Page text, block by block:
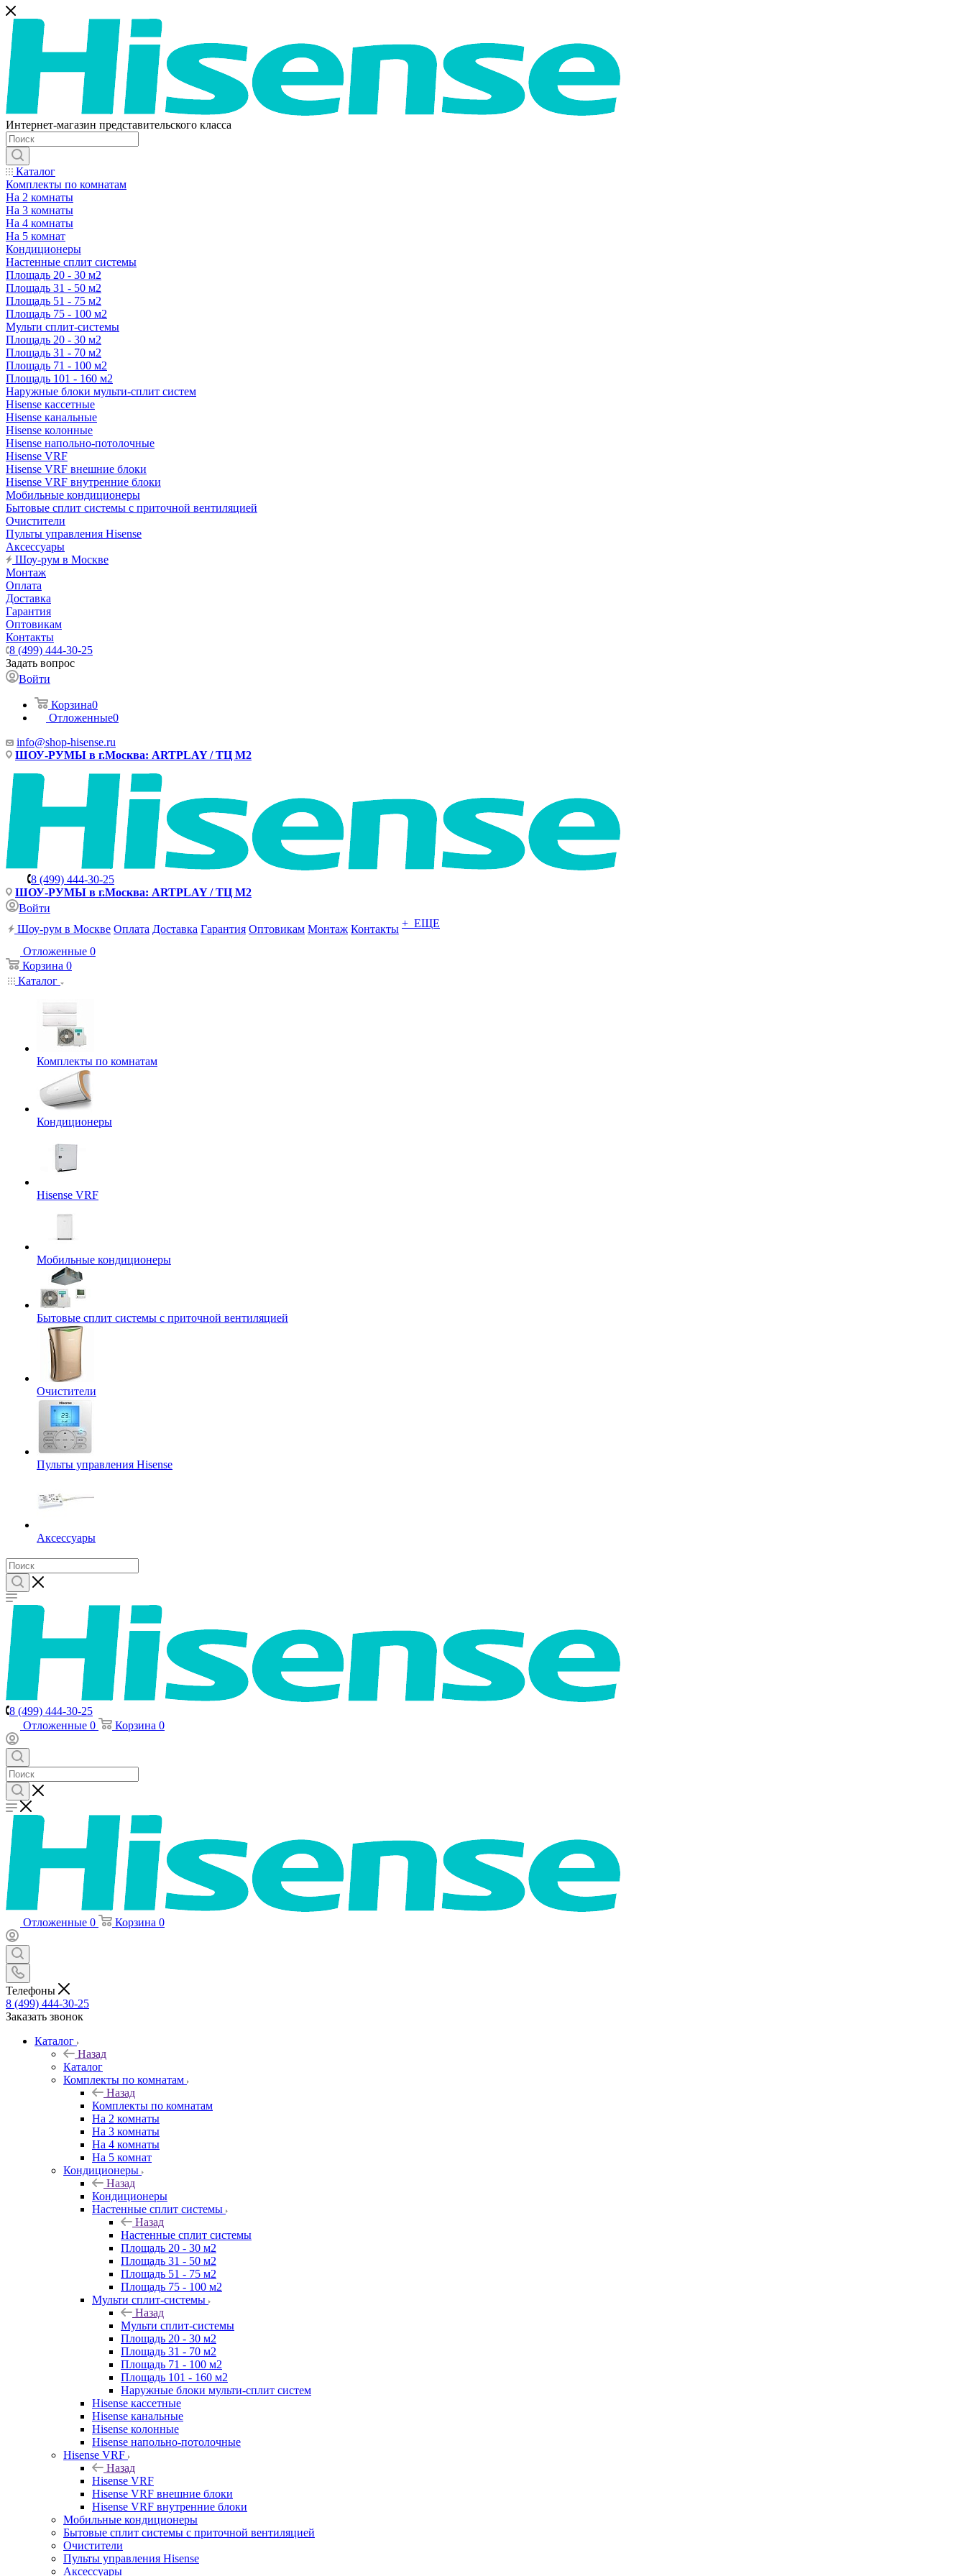
Интернет-магазин представительского класса
Каталог
Комплекты по комнатам
На 2 комнаты
На 3 комнаты
На 4 комнаты
На 5 комнат
Кондиционеры
Настенные сплит системы
Площадь 20 - 30 м2
Площадь 31 - 50 м2
Площадь 51 - 75 м2
Площадь 75 - 100 м2
Мульти сплит-системы
Площадь 20 - 30 м2
Площадь 31 - 70 м2
Площадь 71 - 100 м2
Площадь 101 - 160 м2
Наружные блоки мульти-сплит систем
Hisense кассетные
Hisense канальные
Hisense колонные
Hisense напольно-потолочные
Hisense VRF
Hisense VRF внешние блоки
Hisense VRF внутренние блоки
Мобильные кондиционеры
Бытовые сплит системы с приточной вентиляцией
Очистители
Пульты управления Hisense
Аксессуары
Шоу-рум в Москве
Монтаж
Оплата
Доставка
Гарантия
Оптовикам
Контакты
8 (499) 444-30-25
Задать вопрос
Войти
Корзина0
Отложенные0
info@shop-hisense.ru
ШОУ-РУМЫ в г.Москва: ARTPLAY / ТЦ М2
8 (499) 444-30-25
ШОУ-РУМЫ в г.Москва: ARTPLAY / ТЦ М2
Войти
Шоу-рум в Москве Оплата Доставка Гарантия Оптовикам Монтаж Контакты + ЕЩЕ
Отложенные 0
Корзина 0
Каталог
Комплекты по комнатам
Кондиционеры
Hisense VRF
Мобильные кондиционеры
Бытовые сплит системы с приточной вентиляцией
Очистители
Пульты управления Hisense
Аксессуары
8 (499) 444-30-25
Отложенные 0 Корзина 0
Отложенные 0 Корзина 0
Телефоны
8 (499) 444-30-25
Заказать звонок
Каталог
Назад
Каталог
Комплекты по комнатам
Назад
Комплекты по комнатам
На 2 комнаты
На 3 комнаты
На 4 комнаты
На 5 комнат
Кондиционеры
Назад
Кондиционеры
Настенные сплит системы
Назад
Настенные сплит системы
Площадь 20 - 30 м2
Площадь 31 - 50 м2
Площадь 51 - 75 м2
Площадь 75 - 100 м2
Мульти сплит-системы
Назад
Мульти сплит-системы
Площадь 20 - 30 м2
Площадь 31 - 70 м2
Площадь 71 - 100 м2
Площадь 101 - 160 м2
Наружные блоки мульти-сплит систем
Hisense кассетные
Hisense канальные
Hisense колонные
Hisense напольно-потолочные
Hisense VRF
Назад
Hisense VRF
Hisense VRF внешние блоки
Hisense VRF внутренние блоки
Мобильные кондиционеры
Бытовые сплит системы с приточной вентиляцией
Очистители
Пульты управления Hisense
Аксессуары